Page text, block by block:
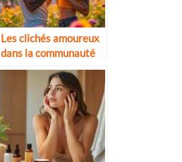
Les clichés amoureux
dans la communauté
LGBTQ+